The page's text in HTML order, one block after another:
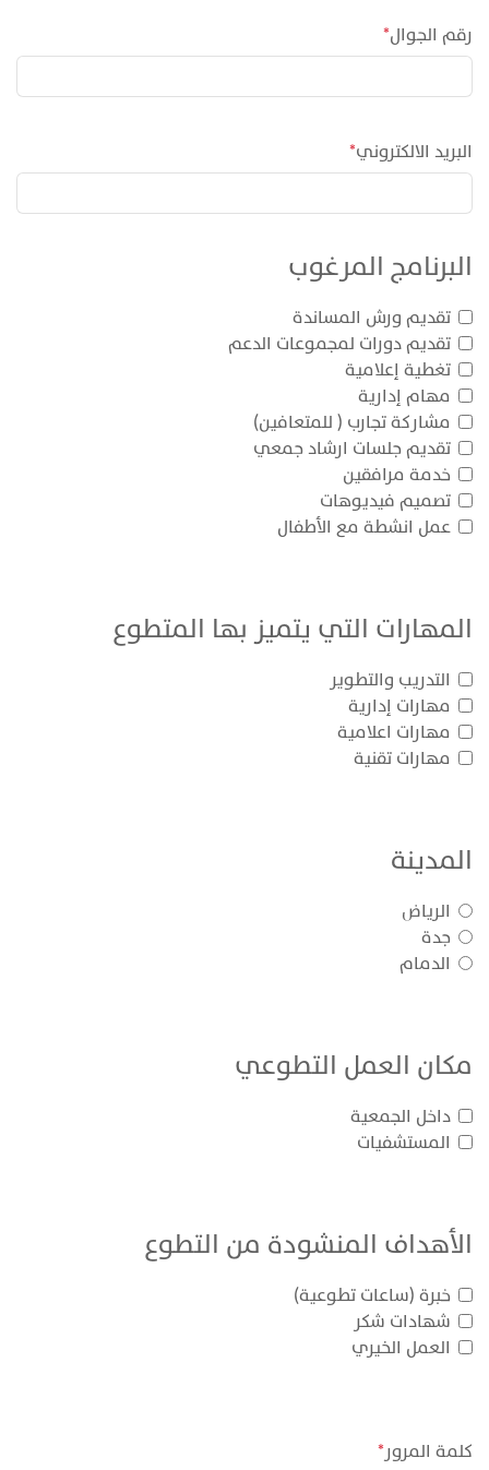
رقم الجوال*
البريد الالكتروني*
البرنامج المرغوب
تقديم ورش المساندة
تقديم دورات لمجموعات الدعم
تغطية إعلامية
مهام إدارية
مشاركة تجارب ( للمتعافين)
تقديم جلسات ارشاد جمعي
خدمة مرافقين
تصميم فيديوهات
عمل انشطة مع الأطفال
المهارات التي يتميز بها المتطوع
التدريب والتطوير
مهارات إدارية
مهارات اعلامية
مهارات تقنية
المدينة
الرياض
جدة
الدمام
مكان العمل التطوعي
داخل الجمعية
المستشفيات
الأهداف المنشودة من التطوع
خبرة (ساعات تطوعية)
شهادات شكر
العمل الخيري
كلمة المرور*